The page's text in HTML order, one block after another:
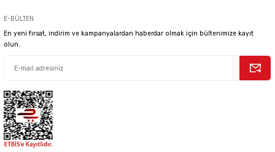
E-BÜLTEN
En yeni fırsat, indirim ve kampanyalardan haberdar olmak için bültenimize kayıt
olun.